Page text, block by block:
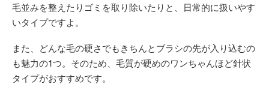
毛並みを整えたりゴミを取り除いたりと、日常的に扱いやす
いタイプですよ。
また、どんな毛の硬さでもきちんとブラシの先が入り込むの
も魅力の1つ。そのため、毛質が硬めのワンちゃんほど針状
タイプがおすすめです。